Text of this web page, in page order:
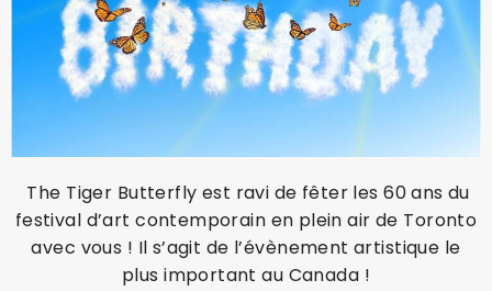
The Tiger Butterfly est ravi de fêter les 60 ans du
festival d’art contemporain en plein air de Toronto
avec vous ! Il s’agit de l’évènement artistique le
plus important au Canada !